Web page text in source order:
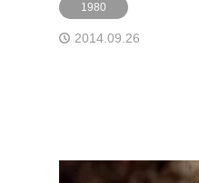
1980
2014.09.26